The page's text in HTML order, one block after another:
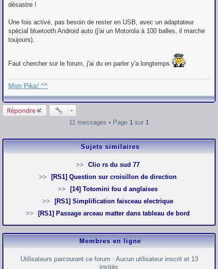
désastre !
Une fois activé, pas besoin de rester en USB, avec un adaptateur
spécial bluetooth Android auto (j'ai un Motorola à 100 balles, il marche
toujours).
Faut chercher sur le forum, j'ai du en parler y'a longtemps
Mon Pika! ^^
Répondre
11 messages • Page 1 sur 1
Sujets similaires
Clio rs du sud 77
[RS1] Question sur croisillon de direction
[14] Totomini fou d anglaises
[RS1] Simplification faisceau electrique
[RS1] Passage arceau matter dans tableau de bord
Membres en ligne
Utilisateurs parcourant ce forum : Aucun utilisateur inscrit et 13
invités